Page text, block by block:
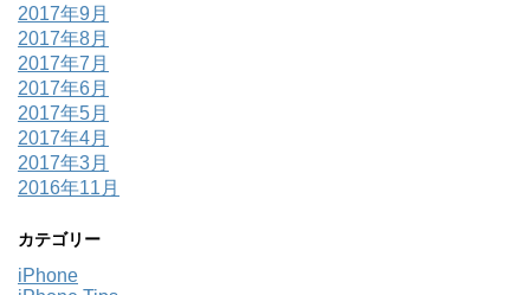
2017年9月
2017年8月
2017年7月
2017年6月
2017年5月
2017年4月
2017年3月
2016年11月
カテゴリー
iPhone